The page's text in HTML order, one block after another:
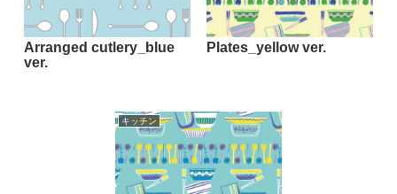
Arranged cutlery_blue
ver.
Plates_yellow ver.
キッチン